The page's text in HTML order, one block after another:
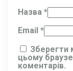
Назва *
Email *
Зберегти
цьому
коментарів.